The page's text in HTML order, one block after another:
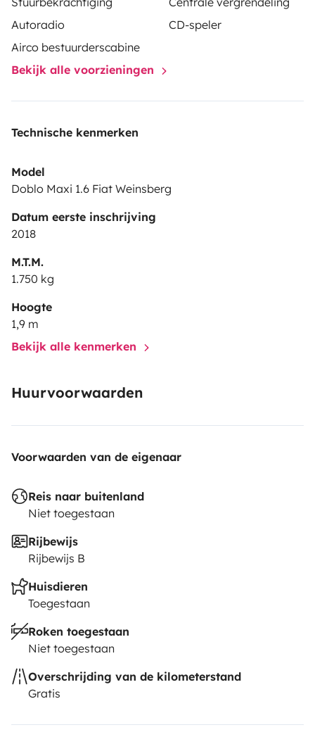
Autoradio
CD-speler
Airco bestuurderscabine
Bekijk alle voorzieningen
Technische kenmerken
Model
Doblo Maxi 1.6 Fiat Weinsberg
Datum eerste inschrijving
2018
M.T.M.
1.750 kg
Hoogte
1,9 m
Bekijk alle kenmerken
Huurvoorwaarden
Voorwaarden van de eigenaar
Reis naar buitenland
Niet toegestaan
Rijbewijs
Rijbewijs B
Huisdieren
Toegestaan
Roken toegestaan
Niet toegestaan
Overschrijding van de kilometerstand
Gratis